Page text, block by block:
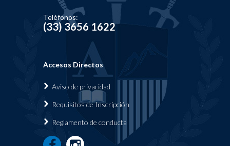
Teléfonos:
(33) 3656 1622
Accesos Directos
Aviso de privacidad
Requisitos de Inscripción
Reglamento de conducta